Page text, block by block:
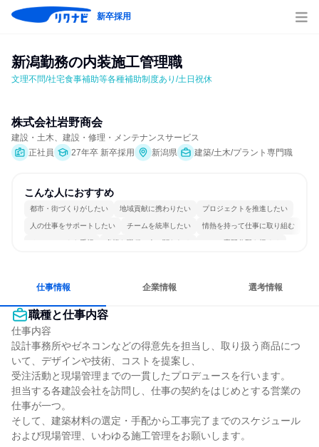
新卒採用
新潟勤務の内装施工管理職
文理不問/社宅食事補助等各種補助制度あり/土日祝休
株式会社岩野商会
建設・土木、建設・修理・メンテナンスサービス
正社員
27年卒 新卒採用 新潟県 建築/土木/プラント専門職
こんな人におすすめ
都市・街づくりがしたい 地域貢献に携わりたい プロジェクトを推進したい
人の仕事をサポートしたい チームを統率したい 情熱を持って仕事に取り組む
チームワークを重視 多様な職種の人と関われる 一つの専門分野を極める
仕事情報 企業情報 選考情報
職種と仕事内容
仕事内容
設計事務所やゼネコンなどの得意先を担当し、取り扱う商品につ
いて、デザインや技術、コストを提案し、
受注活動と現場管理までの一貫したプロデュースを行います。
担当する各建設会社を訪問し、仕事の契約をはじめとする営業の
仕事が一つ。
そして、建築材料の選定・手配から工事完了までのスケジュール
および現場管理、いわゆる施工管理をお願いします。